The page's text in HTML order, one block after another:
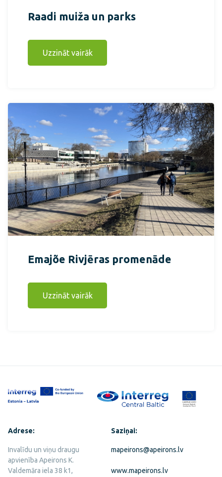
Raadi muiža un parks
Uzzināt vairāk
Emajõe Rivjēras promenāde
Uzzināt vairāk
Adrese:
Invalīdu un viņu draugu
apvienība Apeirons K.
Valdemāra iela 38 k1,
Saziņai:
mapeirons@apeirons.lv
www.mapeirons.lv